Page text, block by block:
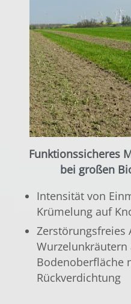
Funktionssicheres
bei großen
Intensität von
Krümelung auf
Zerstörungsfreies
Wurzelunkräutern
Bodenoberfläche
Rückverdichtung